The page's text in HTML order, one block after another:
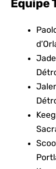
Équipe